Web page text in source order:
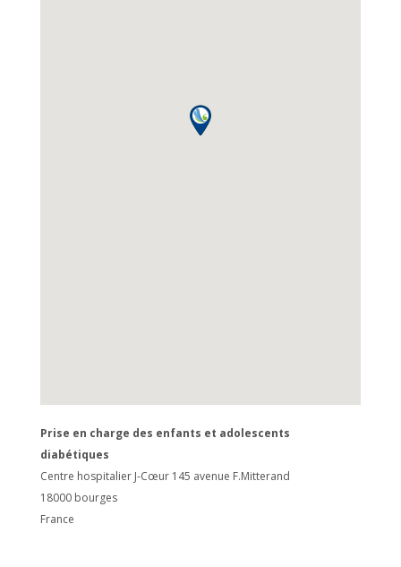
Prise en charge des enfants et adolescents
diabétiques
Centre hospitalier J-Cœur 145 avenue F.Mitterand
18000 bourges
France